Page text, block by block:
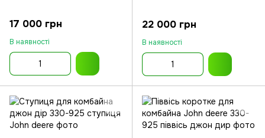
17 000 грн
В наявності
22 000 грн
В наявності